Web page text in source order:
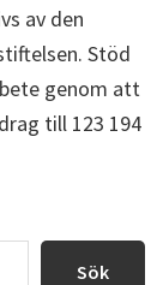
av den
Stöd
genom att
till 123 194
Sök